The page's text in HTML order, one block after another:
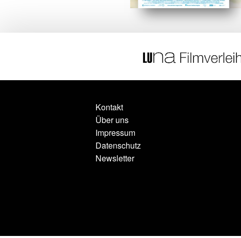
Kontakt
Über uns
Impressum
Datenschutz
Newsletter